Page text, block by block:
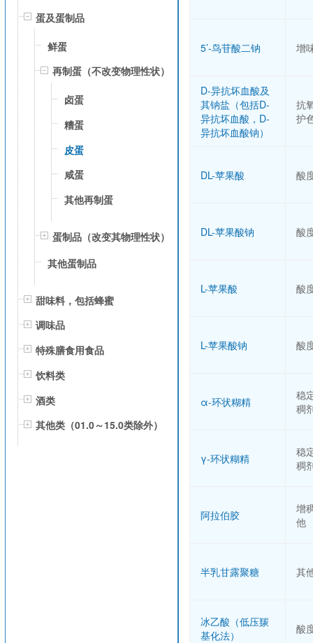
蛋及蛋制品
鲜蛋
再制蛋（不改变物理性状）
卤蛋
糟蛋
皮蛋
咸蛋
其他再制蛋
蛋制品（改变其物理性状）
其他蛋制品
甜味料，包括蜂蜜
调味品
特殊膳食用食品
饮料类
酒类
其他类（01.0～15.0类除外）
5’-鸟苷酸二钠 增
D-异抗坏血酸及
其钠盐（包括D-
异抗坏血酸，D-
异抗坏血酸钠）
抗
护
DL-苹果酸 酸
DL-苹果酸钠 酸
L-苹果酸 酸
L-苹果酸钠 酸
α-环状糊精
稳
稠
γ-环状糊精
稳
稠
阿拉伯胶
增
他
半乳甘露聚糖 其
冰乙酸（低压羰
基化法）
酸